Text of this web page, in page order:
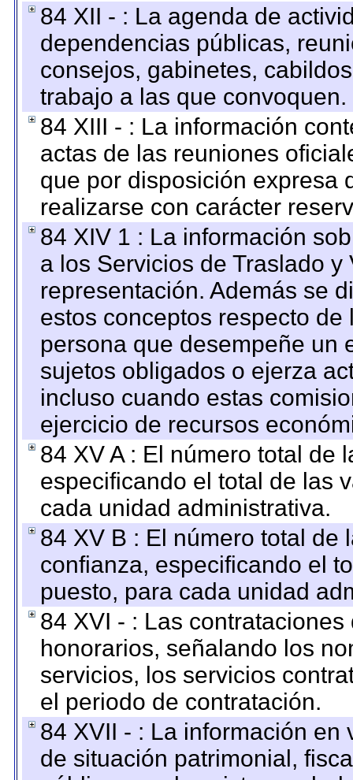
84 XII - : La agenda de
dependencias públicas,
consejos, gabinetes,
trabajo a las que convoquen.
84 XIII - : La información
actas de las reuniones
que por disposición expresa
realizarse con carácter
84 XIV 1 : La información
a los Servicios de Traslado
representación. Además se
estos conceptos respecto
persona que desempeñe un
sujetos obligados o ejerza
incluso cuando estas
ejercicio de recursos
84 XV A : El número total de
especificando el total de las
cada unidad administrativa.
84 XV B : El número total de
confianza, especificando el
puesto, para cada unidad
84 XVI - : Las
honorarios, señalando los
servicios, los servicios
el periodo de contratación.
84 XVII - : La información
de situación patrimonial,